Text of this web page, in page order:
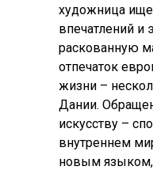
художница
впечатлений
раскованную
отпечаток
жизни –
Дании.
искусству –
внутреннем
новым языком,